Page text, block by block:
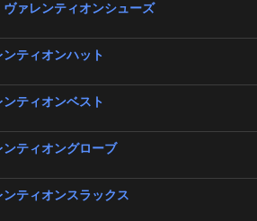
ヴァレンティオンシューズ
ティオンハット
ティオンベスト
ティオングローブ
ティオンスラックス